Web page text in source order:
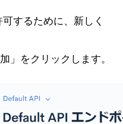
するために、新しく
」をクリックします。